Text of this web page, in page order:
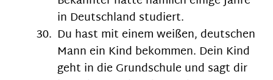
in Deutschland studiert.
Du hast mit einem weißen, deutschen
Mann ein Kind bekommen. Dein Kind
geht in die Grundschule und sagt dir